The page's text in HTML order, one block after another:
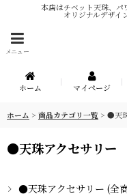
本店はチベット天珠、パ
オリジナルデザイ
メニュー
ホーム マイページ
ホーム > 商品カテゴリ一覧 > ●天
●天珠アクセサリー
●天珠アクセサリー (全